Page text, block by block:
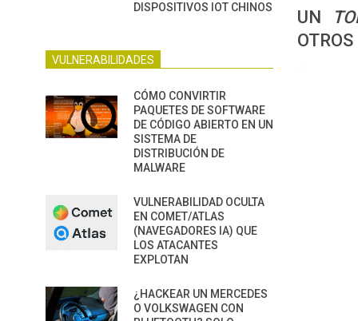
UN
DISPOSITIVOS IOT CHINOS
VULNERABILIDADES
CÓMO CONVIRTIR
PAQUETES DE SOFTWARE
DE CÓDIGO ABIERTO EN UN
SISTEMA DE
DISTRIBUCIÓN DE
MALWARE
VULNERABILIDAD OCULTA
EN COMET/ATLAS
(NAVEGADORES IA) QUE
LOS ATACANTES
EXPLOTAN
¿HACKEAR UN MERCEDES
O VOLKSWAGEN CON